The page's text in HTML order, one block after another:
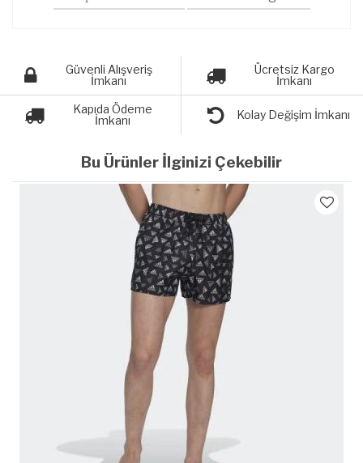
Güvenli Alışveriş
İmkanı
Ücretsiz Kargo
İmkanı
Kapıda Ödeme
İmkanı
Kolay Değişim İmkanı
Bu Ürünler İlginizi Çekebilir